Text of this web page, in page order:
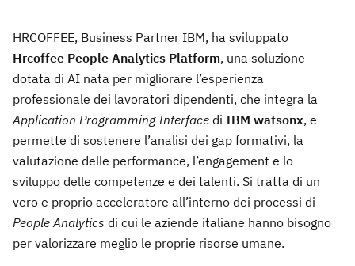
HRCOFFEE, Business Partner IBM, ha sviluppato
Hrcoffee People Analytics Platform, una soluzione
dotata di AI nata per migliorare l’esperienza
professionale dei lavoratori dipendenti, che integra la
Application Programming Interface di IBM watsonx, e
permette di sostenere l’analisi dei gap formativi, la
valutazione delle performance, l’engagement e lo
sviluppo delle competenze e dei talenti. Si tratta di un
vero e proprio acceleratore all’interno dei processi di
People Analytics di cui le aziende italiane hanno bisogno
per valorizzare meglio le proprie risorse umane.